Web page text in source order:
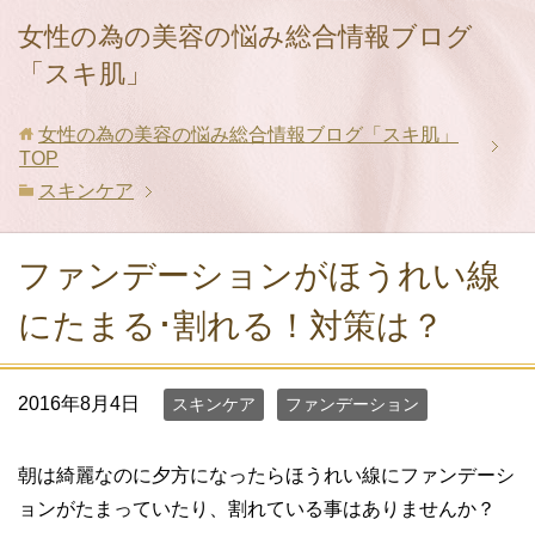
女性の為の美容の悩み総合情報ブログ
「スキ肌」
女性の為の美容の悩み総合情報ブログ「スキ肌」
TOP
スキンケア
ファンデーションがほうれい線
にたまる･割れる！対策は？
2016年8月4日 スキンケア ファンデーション
朝は綺麗なのに夕方になったらほうれい線にファンデーシ
ョンがたまっていたり、割れている事はありませんか？